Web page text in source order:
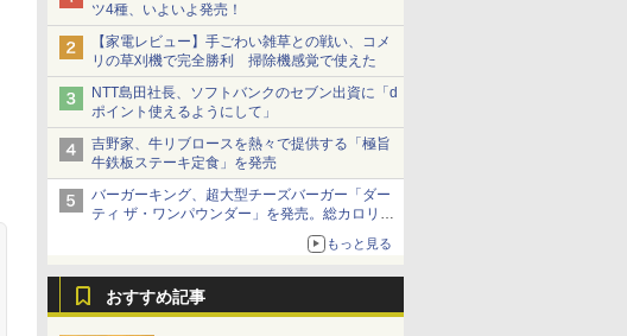
ツ4種、いよいよ発売！
【家電レビュー】手ごわい雑草との戦い、コメ
リの草刈機で完全勝利 掃除機感覚で使えた
NTT島田社長、ソフトバンクのセブン出資に「d
ポイント使えるようにして」
吉野家、牛リブロースを熱々で提供する「極旨
牛鉄板ステーキ定食」を発売
バーガーキング、超大型チーズバーガー「ダー
ティ ザ・ワンパウンダー」を発売。総カロリー
もっと見る
おすすめ記事